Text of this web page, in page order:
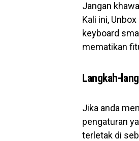
Jangan
Kali ini,
keyboard
mematikan
Langkah-
Jika anda
pengaturan
terletak di